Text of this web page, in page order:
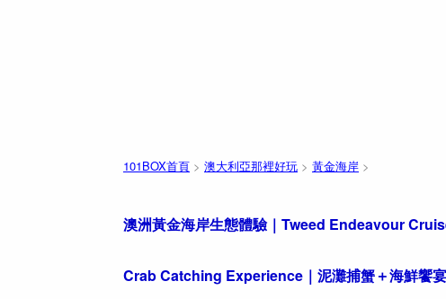
101BOX首頁 > 澳大利亞那裡好玩 > 黃金海岸 >
澳洲黃金海岸生態體驗｜Tweed Endeavour
Crab Catching Experience｜泥灘捕蟹＋海鮮饗